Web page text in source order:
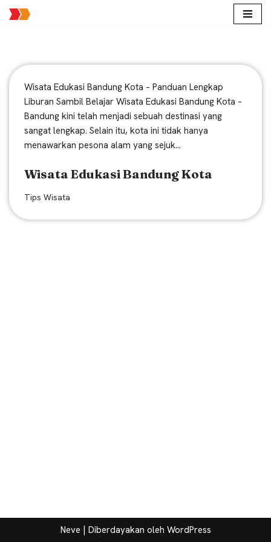
konten
Wisata Edukasi Bandung Kota – Panduan Lengkap
Liburan Sambil Belajar Wisata Edukasi Bandung Kota –
Bandung kini telah menjadi sebuah destinasi yang
sangat lengkap. Selain itu, kota ini tidak hanya
menawarkan pesona alam yang sejuk…
Wisata Edukasi Bandung Kota
Tips Wisata
Neve | Diberdayakan oleh WordPress